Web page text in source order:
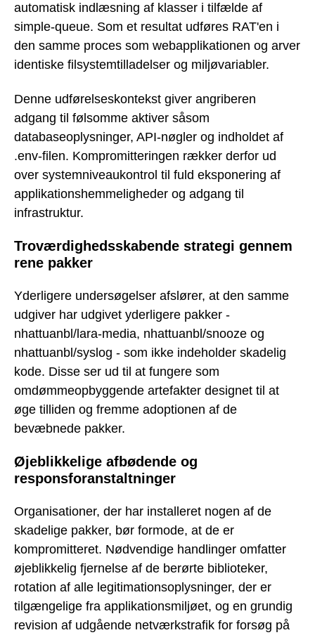
automatisk indlæsning af klasser i tilfælde af
simple-queue. Som et resultat udføres RAT'en i
den samme proces som webapplikationen og arver
identiske filsystemtilladelser og miljøvariabler.
Denne udførelseskontekst giver angriberen
adgang til følsomme aktiver såsom
databaseoplysninger, API-nøgler og indholdet af
.env-filen. Kompromitteringen rækker derfor ud
over systemniveaukontrol til fuld eksponering af
applikationshemmeligheder og adgang til
infrastruktur.
Troværdighedsskabende strategi gennem
rene pakker
Yderligere undersøgelser afslører, at den samme
udgiver har udgivet yderligere pakker -
nhattuanbl/lara-media, nhattuanbl/snooze og
nhattuanbl/syslog - som ikke indeholder skadelig
kode. Disse ser ud til at fungere som
omdømmeopbyggende artefakter designet til at
øge tilliden og fremme adoptionen af de
bevæbnede pakker.
Øjeblikkelige afbødende og
responsforanstaltninger
Organisationer, der har installeret nogen af de
skadelige pakker, bør formode, at de er
kompromitteret. Nødvendige handlinger omfatter
øjeblikkelig fjernelse af de berørte biblioteker,
rotation af alle legitimationsoplysninger, der er
tilgængelige fra applikationsmiljøet, og en grundig
revision af udgående netværkstrafik for forsøg på